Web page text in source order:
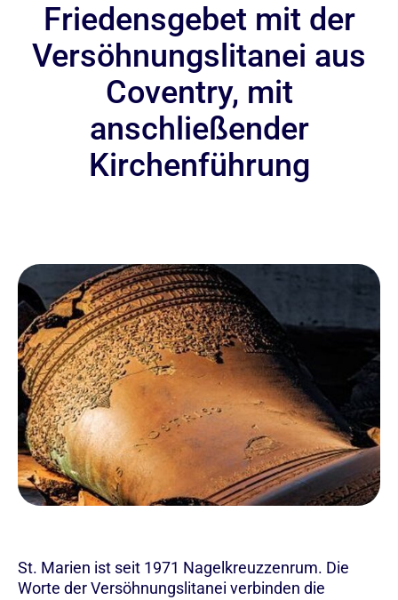
Friedensgebet mit der
Versöhnungslitanei aus
Coventry, mit
anschließender
Kirchenführung
St. Marien ist seit 1971 Nagelkreuzzenrum. Die
Worte der Versöhnungslitanei verbinden die